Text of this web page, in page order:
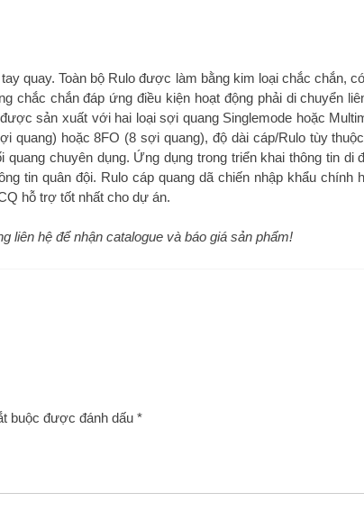
quay. Toàn bộ Rulo được làm bằng kim loại chắc chắn,
chắc chắn đáp ứng điều kiện hoạt động phải di chuyển
sản xuất với hai loại sợi quang Singlemode hoặc
hoặc 8FO (8 sợi quang), độ dài cáp/Rulo tùy
chuyên dụng. Ứng dụng trong triển khai thông tin di
tin quân đội. Rulo cáp quang dã chiến nhập khẩu chính
hỗ trợ tốt nhất cho dự án.
liên hệ để nhận catalogue và báo giá sản phẩm!
buộc được đánh dấu *